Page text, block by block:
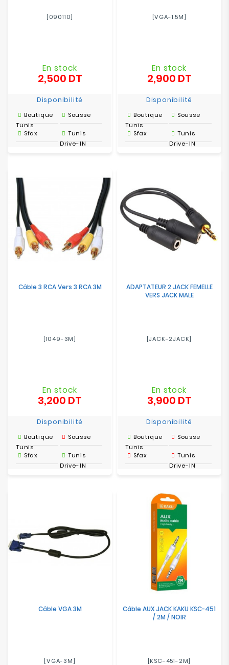
[090110]
En stock
2,500 DTPrix
Disponibilité
Boutique
Tunis
Sousse
Sfax
Tunis
Drive-IN
[VGA-1.5M]
En stock
2,900 DTPrix
Disponibilité
Boutique
Tunis
Sousse
Sfax
Tunis
Drive-IN
Câble 3 RCA Vers 3 RCA 3M
[1049-3M]
En stock
3,200 DT
Disponibilité
Boutique
Tunis
Sousse
Sfax
Tunis
Drive-IN
ADAPTATEUR 2 JACK FEMELLE
VERS JACK MALE
[JACK-2JACK]
En stock
3,900 DTPrix
Disponibilité
Boutique
Tunis
Sousse
Sfax
Tunis
Drive-IN
Câble VGA 3M
[VGA-3M]
Câble AUX JACK KAKU KSC-451
/ 2M / NOIR
[KSC-451-2M]